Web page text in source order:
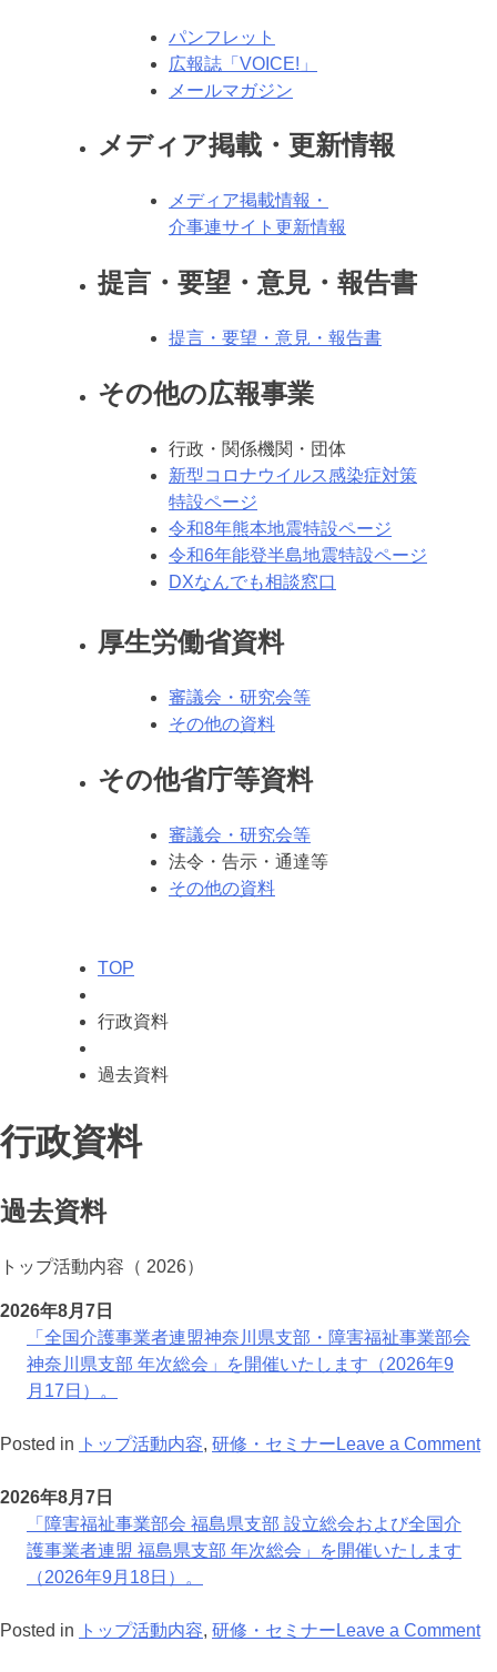
パンフレット
広報誌「VOICE!」
メールマガジン
メディア掲載・更新情報
メディア掲載情報・
介事連サイト更新情報
提言・要望・意見・報告書
提言・要望・意見・報告書
その他の広報事業
行政・関係機関・団体
新型コロナウイルス感染症対策
特設ページ
令和8年熊本地震特設ページ
令和6年能登半島地震特設ページ
DXなんでも相談窓口
厚生労働省資料
審議会・研究会等
その他の資料
その他省庁等資料
審議会・研究会等
法令・告示・通達等
その他の資料
TOP
行政資料
過去資料
行政資料
過去資料
トップ活動内容（ 2026）
2026年8月7日
「全国介護事業者連盟神奈川県支部・障害福祉事業部会
神奈川県支部 年次総会」を開催いたします（2026年9
月17日）。
Posted in トップ活動内容, 研修・セミナー Leave a Comment
者
2026年8月7日
「障害福祉事業部会 福島県支部 設立総会および全国介
護事業者連盟 福島県支部 年次総会」を開催いたします
（2026年9月18日）。
Posted in トップ活動内容, 研修・セミナー Leave a Comment